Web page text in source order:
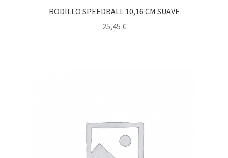
RODILLO SPEEDBALL 10,16 CM SUAVE
25,45 €